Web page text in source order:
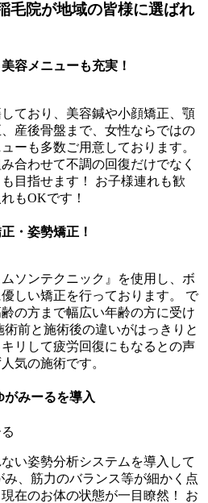
毛院が地域の皆様に選ばれ
容メニューも充実！
ており、美容鍼や小顔矯正、顎
産後骨盤まで、女性ならではの
ーも多数ご用意しております。
合わせて不調の回復だけでなく
目指せます！ お子様連れも歓
もOKです！
・姿勢矯正！
ソンテクニック』を使用し、ボ
しい矯正を行っております。 で
の方まで幅広い年齢の方に受け
前と施術後の違いがはっきりと
リして疲労回復にもなるとの声
気の施術です。
がみーるを導入
い姿勢分析システムを導入して
み、筋力のバランス等が細かく点
在のお体の状態が一目瞭然！ お